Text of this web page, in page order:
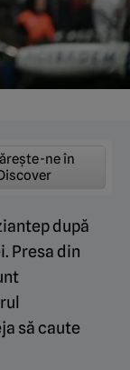
ne în
după
Presa din
să caute